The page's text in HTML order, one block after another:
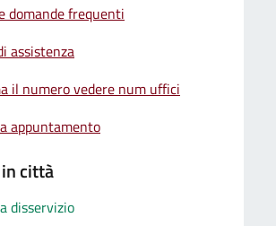
domande frequenti
assistenza
il numero vedere num uffici
appuntamento
città
disservizio